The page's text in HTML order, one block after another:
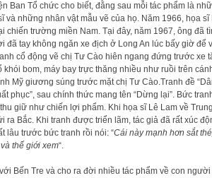
Ban Tổ chức cho biết, đằng sau mỗi tác phẩm là
và những nhân vật mẫu vẽ của họ. Năm 1966, họa sĩ
chiến trường miền Nam. Tại đây, năm 1967, ông đã
đã tay không ngăn xe địch ở Long An lúc bấy giờ để
cổ động vẽ chị Tư Cào hiên ngang đứng trước xe
bom, máy bay trực thăng nhiều như ruồi trên
Mỹ giương súng trước mặt chị Tư Cào.Tranh đề
phục”, sau chính thức mang tên “Dừng lại”. Bức
giữ như chiến lợi phẩm. Khi họa sĩ Lê Lam về Trung
ra Bắc. Khi tranh được triển lãm, tác giả đã rất xúc
lâu trước bức tranh rồi nói: “Cái này mạnh hơn sắt
thế giới xem“.
Bến Tre và cho ra đời nhiều tác phẩm về con người